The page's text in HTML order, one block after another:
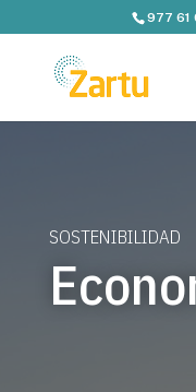
977 61
SOSTENIBILIDAD